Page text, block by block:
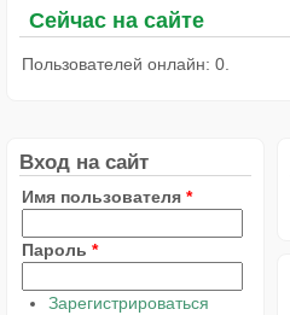
Сейчас на сайте
Пользователей онлайн: 0.
Вход на сайт
Имя пользователя *
Пароль *
Зарегистрироваться